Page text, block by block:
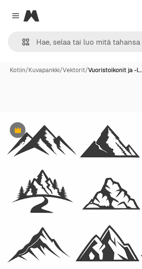
Close menu
Magnific
Kotiin/Kuvapankki/Vektorit/Vuoristoikonit ja -l…
Premium